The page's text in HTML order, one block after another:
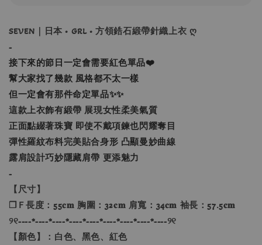
SEVEN｜日本 • GRL • 方領鋯石緞帶針織上衣 ღ
-
接下來的節日一定會需要紅色單品❤️
幫大家找了幾款 風格都不太一樣
但一定會有那件命定單品✨✨
這款上衣飾有緞帶 展現女性柔美氣質
正面點綴著珠寶 即使不戴項鍊也閃耀奪目
彈性羅紋布料完美貼合身形 凸顯曼妙曲線
露肩設計巧妙隱藏肩帶 更添魅力
-
【尺寸】
❐Ｆ長度：55𝐜𝐦 胸圍：32𝐜𝐦 肩寬：34𝐜𝐦 袖長：57.5𝐜𝐦
୨୧----*----*----*----*----*----*----*----*----୨୧
【顏色】：白色、黑色、紅色